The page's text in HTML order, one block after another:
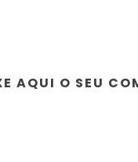
AQUI O SEU